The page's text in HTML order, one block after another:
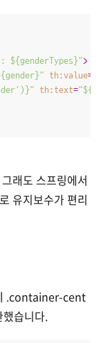
${genderTypes}">
th:value=
th:text=
래도 스프링에서
유지보수가 편리
.container-cent
습니다.